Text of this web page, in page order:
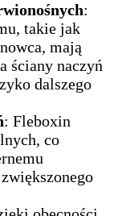
:
takie jak
mają
ściany naczyń
dalszego
: Fleboxin
co